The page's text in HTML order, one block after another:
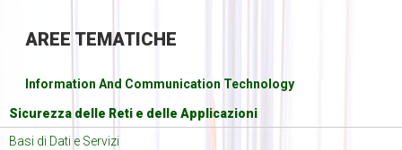
AREE TEMATICHE
Information And Communication Technology
Sicurezza delle Reti e delle Applicazioni
Basi di Dati e Servizi